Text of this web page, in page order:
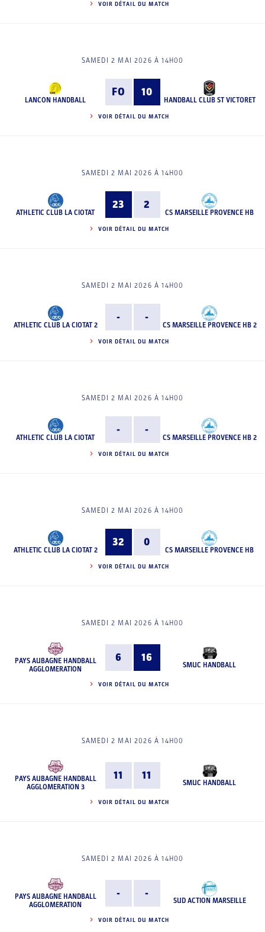
VOIR DÉTAIL DU MATCH
SAMEDI 2 MAI 2026 À 14H00
LANCON HANDBALL
FO 10
HANDBALL CLUB ST VICTORET
VOIR DÉTAIL DU MATCH
SAMEDI 2 MAI 2026 À 14H00
ATHLETIC CLUB LA CIOTAT
23 2
CS MARSEILLE PROVENCE HB
VOIR DÉTAIL DU MATCH
SAMEDI 2 MAI 2026 À 14H00
ATHLETIC CLUB LA CIOTAT 2
- -
CS MARSEILLE PROVENCE HB 2
VOIR DÉTAIL DU MATCH
SAMEDI 2 MAI 2026 À 14H00
ATHLETIC CLUB LA CIOTAT
- -
CS MARSEILLE PROVENCE HB 2
VOIR DÉTAIL DU MATCH
SAMEDI 2 MAI 2026 À 14H00
ATHLETIC CLUB LA CIOTAT 2
32 0
CS MARSEILLE PROVENCE HB
VOIR DÉTAIL DU MATCH
SAMEDI 2 MAI 2026 À 14H00
PAYS AUBAGNE HANDBALL
AGGLOMERATION
6 16
SMUC HANDBALL
VOIR DÉTAIL DU MATCH
SAMEDI 2 MAI 2026 À 14H00
PAYS AUBAGNE HANDBALL
AGGLOMERATION 3
11 11
SMUC HANDBALL
VOIR DÉTAIL DU MATCH
SAMEDI 2 MAI 2026 À 14H00
PAYS AUBAGNE HANDBALL
AGGLOMERATION
- -
SUD ACTION MARSEILLE
VOIR DÉTAIL DU MATCH